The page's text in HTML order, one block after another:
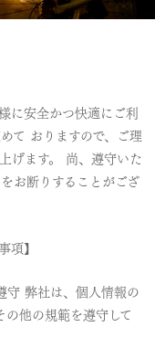
に安全かつ快適にご利
て おりますので、ご理
げます。 尚、遵守いた
お断りすることがござ
項】
守 弊社は、個人情報の
他の規範を遵守して